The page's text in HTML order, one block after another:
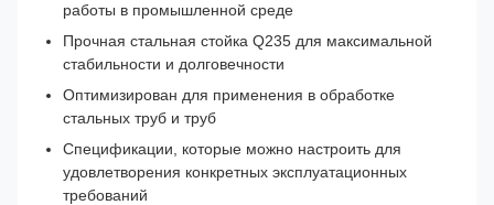
работы в промышленной среде
Прочная стальная стойка Q235 для максимальной
стабильности и долговечности
Оптимизирован для применения в обработке
стальных труб и труб
Спецификации, которые можно настроить для
удовлетворения конкретных эксплуатационных
требований